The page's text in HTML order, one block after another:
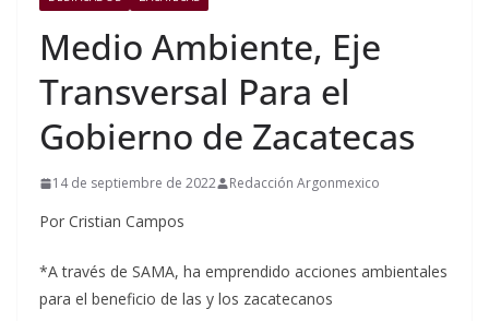
Medio Ambiente, Eje
Transversal Para el
Gobierno de Zacatecas
14 de septiembre de 2022 Redacción Argonmexico
Por Cristian Campos
*A través de SAMA, ha emprendido acciones ambientales
para el beneficio de las y los zacatecanos